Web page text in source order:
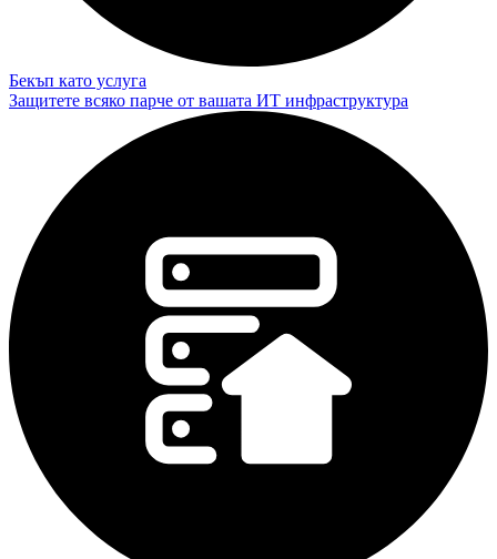
Бекъп като услуга
Защитете всяко парче от вашата ИТ инфраструктура